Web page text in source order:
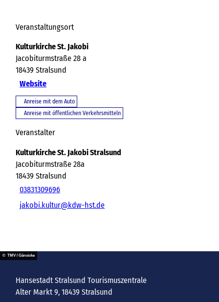
Veranstaltungsort
Kulturkirche St. Jakobi
Jacobiturmstraße 28 a
18439 Stralsund
Website
Anreise mit dem Auto
Anreise mit öffentlichen Verkehrsmitteln
Veranstalter
Kulturkirche St. Jakobi Stralsund
Jacobiturmstraße 28a
18439 Stralsund
03831309696
jakobi.kultur@kdw-hst.de
© TMV / Gänsicke
Hansestadt Stralsund Tourismuszentrale
Alter Markt 9, 18439 Stralsund